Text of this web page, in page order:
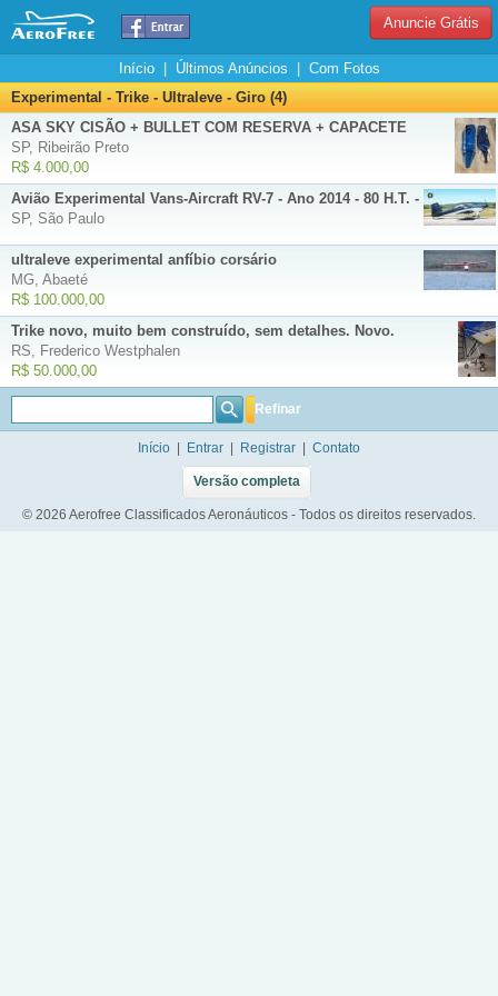
Anuncie Grátis
Início| Últimos Anúncios
Com Fotos
Experimental - Trike - Ultraleve - Giro (4)
ASA SKY CISÃO + BULLET COM RESERVA + CAPACETE
SP, Ribeirão Preto
R$ 4.000,00
Avião Experimental Vans-Aircraft RV-7 - Ano 2014 - 80 H.T. - AV4827
SP, São Paulo
ultraleve experimental anfíbio corsário
MG, Abaeté
R$ 100.000,00
Trike novo, muito bem construído, sem detalhes. Novo.
RS, Frederico Westphalen
R$ 50.000,00
Refinar
Início Entrar Registrar Contato
Versão completa
© 2026 Aerofree Classificados Aeronáuticos - Todos os direitos reservados.